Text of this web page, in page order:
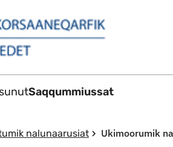
Saqqummiussat
nalunaarusiat Ukimoorumik